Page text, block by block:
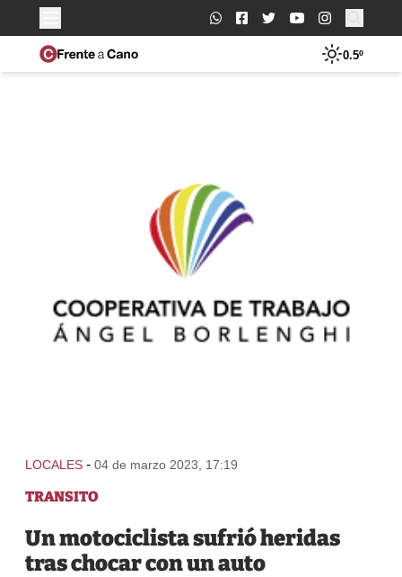
Buscar:
0.5º
LOCALES - 04 de marzo 2023, 17:19
TRANSITO
Un motociclista sufrió heridas
tras chocar con un auto